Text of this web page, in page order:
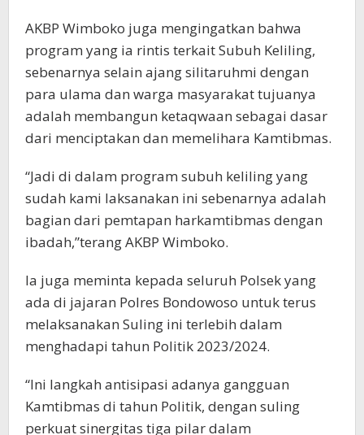
AKBP Wimboko juga mengingatkan bahwa
program yang ia rintis terkait Subuh Keliling,
sebenarnya selain ajang silitaruhmi dengan
para ulama dan warga masyarakat tujuanya
adalah membangun ketaqwaan sebagai dasar
dari menciptakan dan memelihara Kamtibmas.
“Jadi di dalam program subuh keliling yang
sudah kami laksanakan ini sebenarnya adalah
bagian dari pemtapan harkamtibmas dengan
ibadah,”terang AKBP Wimboko.
Ia juga meminta kepada seluruh Polsek yang
ada di jajaran Polres Bondowoso untuk terus
melaksanakan Suling ini terlebih dalam
menghadapi tahun Politik 2023/2024.
“Ini langkah antisipasi adanya gangguan
Kamtibmas di tahun Politik, dengan suling
perkuat sinergitas tiga pilar dalam